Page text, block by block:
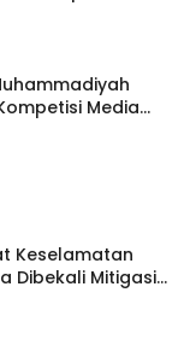
Media
Internasional
Keselamatan
Dibekali Mitigasi